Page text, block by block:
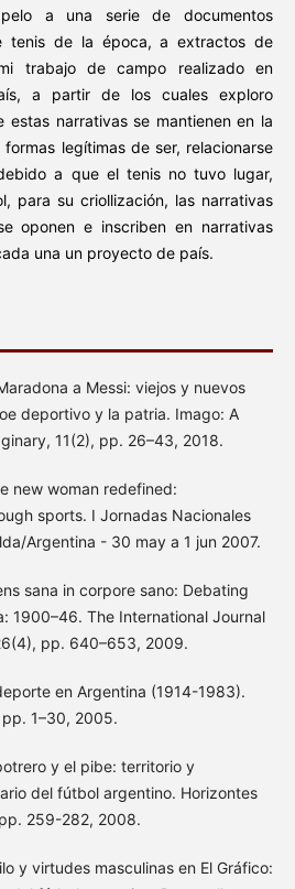
a una serie de documentos
tenis de la época, a extractos de
trabajo de campo realizado en
a partir de los cuales exploro
estas narrativas se mantienen en la
legítimas de ser, relacionarse
a que el tenis no tuvo lugar,
para su criollización, las narrativas
oponen e inscriben en narrativas
una un proyecto de país.
a Messi: viejos y nuevos
deportivo y la patria. Imago: A
11(2), pp. 26–43, 2018.
new woman redefined:
sports. I Jornadas Nacionales
Argentina - 30 may a 1 jun 2007.
sana in corpore sano: Debating
1900–46. The International Journal
pp. 640–653, 2009.
en Argentina (1914-1983).
1–30, 2005.
y el pibe: territorio y
del fútbol argentino. Horizontes
259-282, 2008.
y virtudes masculinas en El Gráfico: